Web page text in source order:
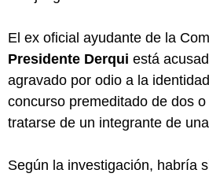
El ex oficial ayudante de la
Presidente Derqui está
agravado por odio a la
concurso premeditado de dos
tratarse de un integrante de
Según la investigación, habría